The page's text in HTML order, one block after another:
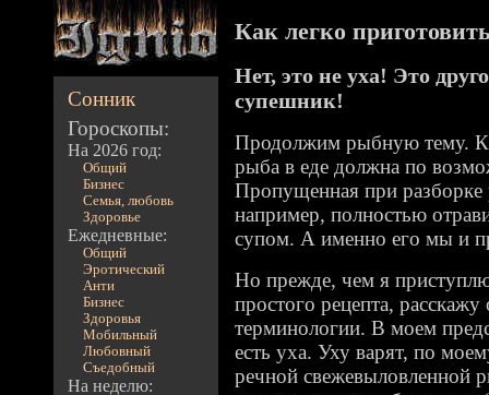
Сонник
Гороскопы:
На 2026 год:
Общий
Бизнес
Семья, любовь
Здоровье
Ежедневные:
Общий
Эротический
Анти
Бизнес
Здоровья
Мобильный
Любовный
Съедобный
На неделю:
Как легко
Нет, это не уха! Это
супешник!
Продолжим рыбную тему.
рыба в еде должна по
Пропущенная при
например, полностью
супом. А именно его мы и
Но прежде, чем я
простого рецепта,
терминологии. В моем
есть уха. Уху варят, по
речной свежевыловленной